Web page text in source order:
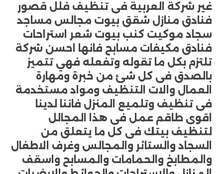
غير شركة العربية فى تنظيف فلل قصور
فنادق منازل شقق بيوت مجالس مساجد
سجاد موكيت كنب بيوت شعر استراحات
فنادق مكيفات مسابح فانها احسن شركة
تلتزم بكل ما تقوله وتفعله فهي تتميز
بالصدق فى كل شئ من خبرة ومهارة
العمال والات التنظيف ومواد مستخدمة
فى تنظيف وتلميع المنزل فاننا لدينا
اقوى طاقم عمل فى هذا المجالل
لتنظيف بيتك فى كل ما يتعلق من
السجاد والستائر والمجالس وغرف الاطفال
والمطابخ والحمامات والمسابح واسقف